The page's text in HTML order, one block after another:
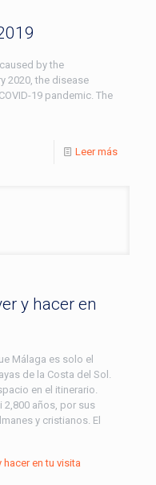
by the
2020, the disease
19 pandemic. The
Leer más
y hacer en
Málaga es solo el
de la Costa del Sol.
en el itinerario.
años, por sus
y cristianos. El
hacer en tu visita